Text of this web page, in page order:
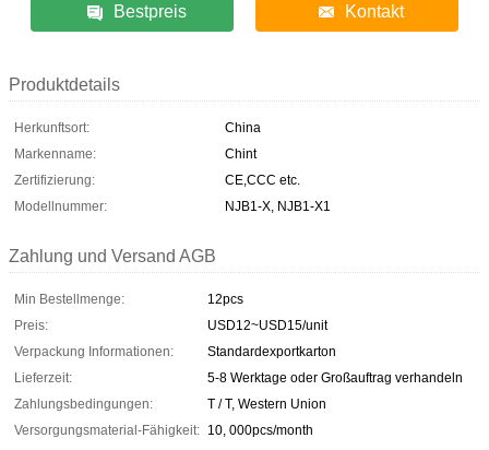
Bestpreis Kontakt
Produktdetails
Herkunftsort:
China
Markenname:
Chint
Zertifizierung:
CE,CCC etc.
Modellnummer:
NJB1-X, NJB1-X1
Zahlung und Versand AGB
Min Bestellmenge:
12pcs
Preis:
USD12~USD15/unit
Verpackung Informationen:
Standardexportkarton
Lieferzeit:
5-8 Werktage oder Großauftrag verhandeln
Zahlungsbedingungen:
T / T, Western Union
Versorgungsmaterial-Fähigkeit: 10, 000pcs/month